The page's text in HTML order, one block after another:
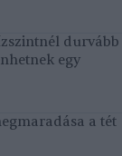
durvább
egy
a tét